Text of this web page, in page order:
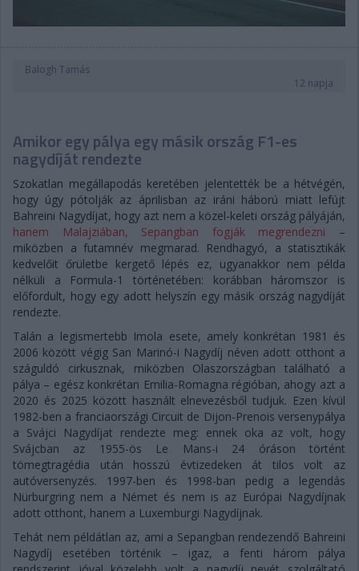
Balogh Tamás
12 napja
Amikor egy pálya egy másik ország F1-es
nagydíját rendezte
Szokatlan megállapodás keretében jelentették be a hétvégén,
hogy úgy pótolják az áprilisban az iráni háború miatt lefújt
Bahreini Nagydíjat, hogy azt nem a közel-keleti ország pályáján,
hanem Malajziában, Sepangban fogják megrendezni –
miközben a futamnév megmarad. Rendhagyó, a statisztikák
kedvelőit őrületbe kergető lépés ez, ugyanakkor nem példa
nélküli a Formula-1 történetében: korábban háromszor is
előfordult, hogy egy adott helyszín egy másik ország nagydíját
rendezte.
Talán a legismertebb Imola esete, amely konkrétan 1981 és
2006 között végig San Marinó-i Nagydíj néven adott otthont a
száguldó cirkusznak, miközben Olaszországban található a
pálya – egész konkrétan Emilia-Romagna régióban, ahogy azt a
2020 és 2025 között használt elnevezésből tudjuk. Ezen kívül
1982-ben a franciaországi Circuit de Dijon-Prenois versenypálya
a Svájci Nagydíjat rendezte meg: ennek oka az volt, hogy
Svájcban az 1955-ös Le Mans-i 24 óráson történt
tömegtragédia után hosszú évtizedeken át tilos volt az
autóversenyzés. 1997-ben és 1998-ban pedig a legendás
Nürburgring nem a Német és nem is az Európai Nagydíjnak
adott otthont, hanem a Luxemburgi Nagydíjnak.
Tehát nem példátlan az, ami a Sepangban rendezendő Bahreini
Nagydíj esetében történik – igaz, a fenti három pálya